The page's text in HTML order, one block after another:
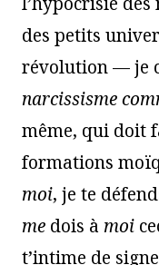
des petits
révolution — je
narcissisme
même, qui doit
formations
moi, je te
me dois à moi
t’intime de